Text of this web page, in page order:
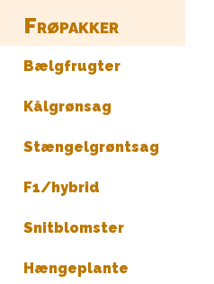
Frøpakker
Bælgfrugter
Kålgrønsag
Stængelgrøntsag
F1/hybrid
Snitblomster
Hængeplante